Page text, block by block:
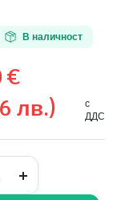
В наличност
€
лв.)
с
ДДС